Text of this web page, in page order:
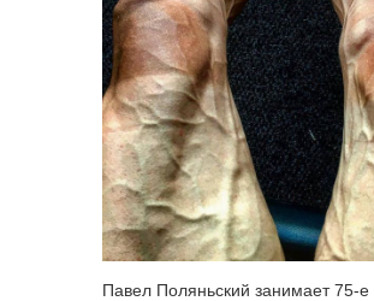
Павел Поляньский занимает 75-